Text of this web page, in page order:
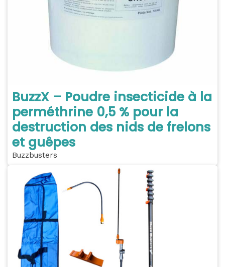
BuzzX – Poudre insecticide à la
perméthrine 0,5 % pour la
destruction des nids de frelons
et guêpes
Buzzbusters